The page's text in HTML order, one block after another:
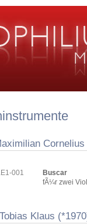
001
Buscar
fÃ¼r zwei
Klaus